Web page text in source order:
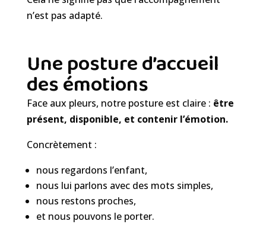
n’est pas adapté.
Une posture d’accueil
des émotions
Face aux pleurs, notre posture est claire : être
présent, disponible, et contenir l’émotion.
Concrètement :
nous regardons l’enfant,
nous lui parlons avec des mots simples,
nous restons proches,
et nous pouvons le porter.